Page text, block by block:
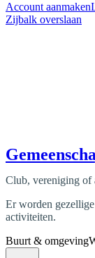
Account aanmaken
Zijbalk overslaan
Club, vereniging of
Er worden
activiteiten.
Buurt & omgeving